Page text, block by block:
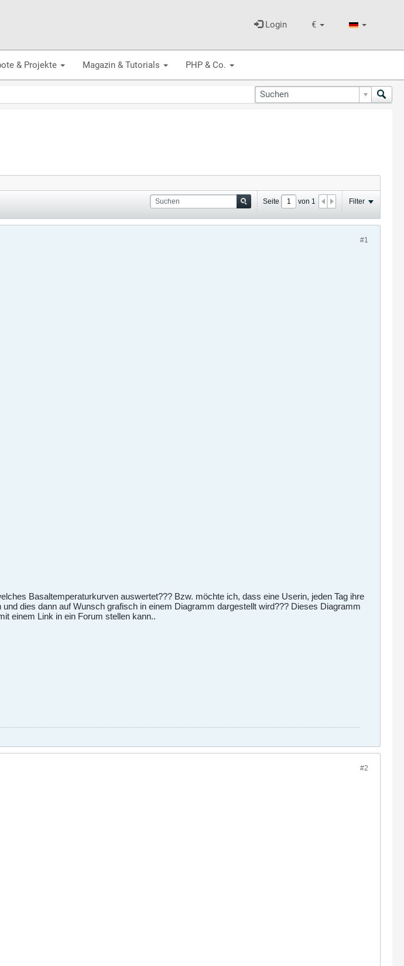
€
Login
& Projekte Magazin & Tutorials PHP & Co.
Seite von 1 Filter
#1
Basaltemperaturkurven auswertet??? Bzw. möchte ich, dass eine Userin, jeden Tag ihre
dies dann auf Wunsch grafisch in einem Diagramm dargestellt wird??? Dieses Diagramm
einem Link in ein Forum stellen kann..
#2